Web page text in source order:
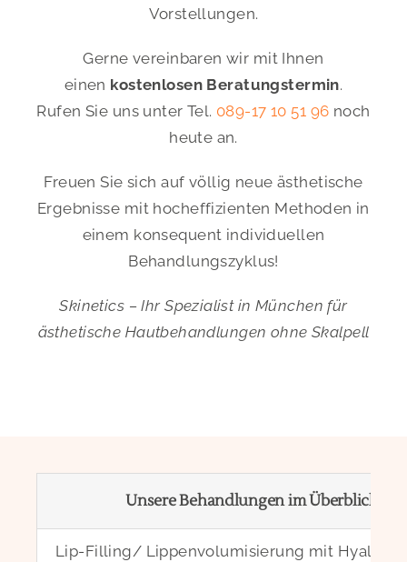
Vorstellungen.
Gerne vereinbaren wir mit Ihnen
einen kostenlosen Beratungstermin.
Rufen Sie uns unter Tel. 089-17 10 51 96 noch
heute an.
Freuen Sie sich auf völlig neue ästhetische
Ergebnisse mit hocheffizienten Methoden in
einem konsequent individuellen
Behandlungszyklus!
Skinetics – Ihr Spezialist in München für
ästhetische Hautbehandlungen ohne Skalpell
Unsere Behandlungen im Überblick
Lip-Filling/ Lippenvolumisierung mit